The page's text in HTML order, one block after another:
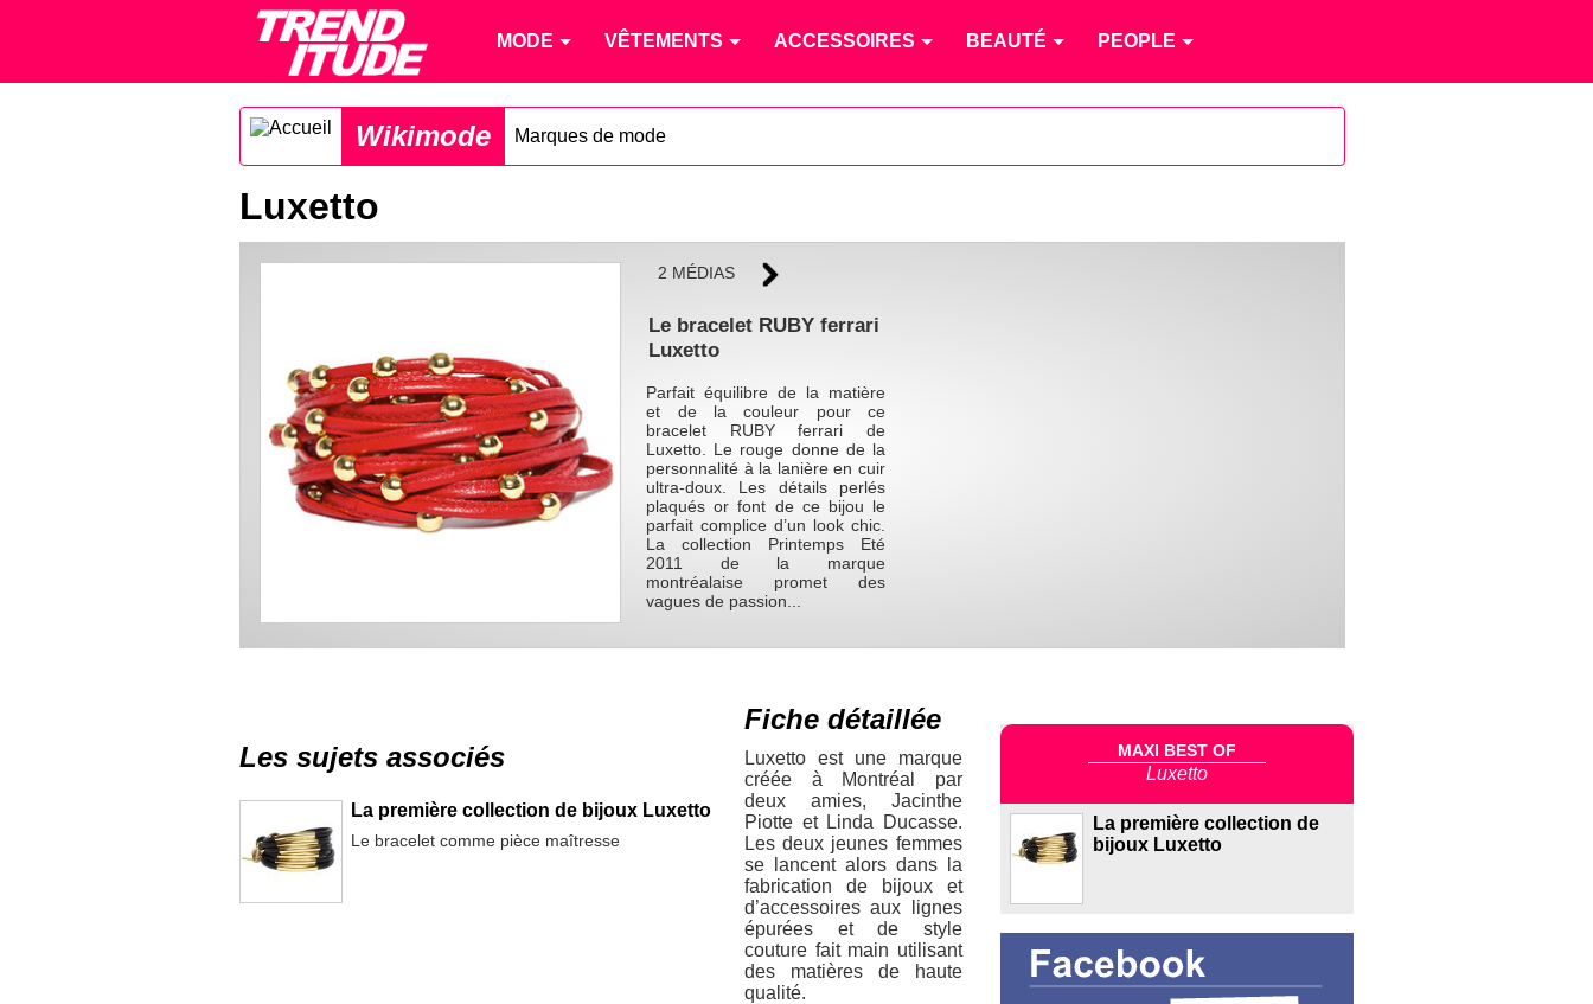
MODE VÊTEMENTS ACCESSOIRES BEAUTÉ PEOPLE
Wikimode Marques de mode
Luxetto
2 MÉDIAS
Le bracelet RUBY ferrari
Luxetto
Parfait équilibre de la matière
et de la couleur pour ce
bracelet RUBY ferrari de
Luxetto. Le rouge donne de la
personnalité à la lanière en cuir
ultra-doux. Les détails perlés
plaqués or font de ce bijou le
parfait complice d’un look chic.
La collection Printemps Eté
2011 de la marque
montréalaise promet des
vagues de passion...
Les sujets associés
La première collection de bijoux Luxetto
Le bracelet comme pièce maîtresse
Fiche détaillée
Luxetto est une marque
créée à Montréal par
deux amies, Jacinthe
Piotte et Linda Ducasse.
Les deux jeunes femmes
se lancent alors dans la
fabrication de bijoux et
d’accessoires aux lignes
épurées et de style
couture fait main utilisant
des matières de haute
qualité.
MAXI BEST OF
Luxetto
La première collection de
bijoux Luxetto